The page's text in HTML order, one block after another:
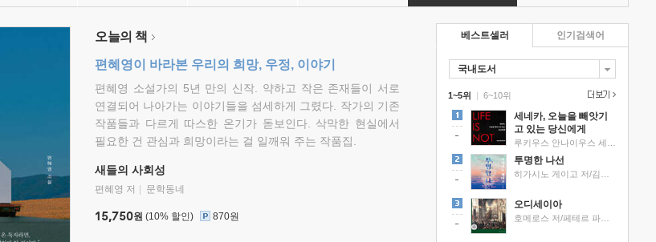
오늘의 책
편혜영이 바라본 우리의 희망, 우정, 이야기
편혜영 소설가의 5년 만의 신작. 약하고 작은 존재들이 서로
연결되어 나아가는 이야기들을 섬세하게 그렸다. 작가의 기존
작품들과 다르게 따스한 온기가 돋보인다. 삭막한 현실에서
필요한 건 관심과 희망이라는 걸 일깨워 주는 작품집.
새들의 사회성
편혜영 저 문학동네
15,750원 (10% 할인) 870원
베스트셀러
국내도서
1~5위 |
세네카, 오늘을 빼앗기
고 있는 당신에게
투명한 나선
오디세이아
6~10위
인기검색어